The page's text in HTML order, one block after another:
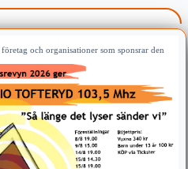
och organisationer som sponsrar den